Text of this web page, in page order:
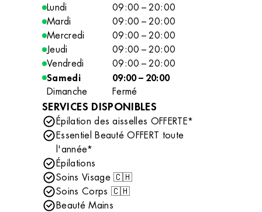
Lundi
09:00 – 20:00
Mardi
09:00 – 20:00
Mercredi
09:00 – 20:00
Jeudi
09:00 – 20:00
Vendredi
09:00 – 20:00
Samedi
09:00 – 20:00
Dimanche
Fermé
SERVICES DISPONIBLES
Épilation des aisselles OFFERTE*
Essentiel Beauté OFFERT toute
l'année*
Épilations
Soins Visage 🇨🇭
Soins Corps 🇨🇭
Beauté Mains